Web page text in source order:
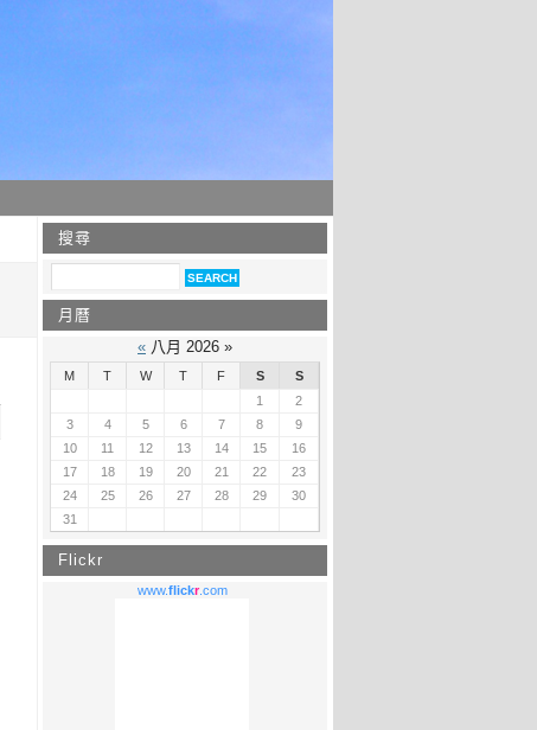
搜尋
月曆
« 八月 2026 »
M T W T F S
S
1
2
3
4 5 6 7 8
9
10
11 12 13 14 15
16
17
18 19 20 21 22
23
24
25 26 27 28 29
30
31
Flickr
www.flickr.com